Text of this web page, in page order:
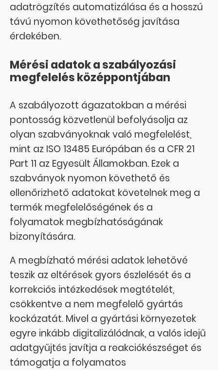
adatrögzítés automatizálása és a hosszú
távú nyomon követhetőség javítása
érdekében.
Mérési adatok a szabályozási
megfelelés középpontjában
A szabályozott ágazatokban a mérési
pontosság közvetlenül befolyásolja az
olyan szabványoknak való megfelelést,
mint az ISO 13485 Európában és a CFR 21
Part 11 az Egyesült Államokban. Ezek a
szabványok nyomon követhető és
ellenőrizhető adatokat követelnek meg a
termék megfelelőségének és a
folyamatok megbízhatóságának
bizonyítására.
A megbízható mérési adatok lehetővé
teszik az eltérések gyors észlelését és a
korrekciós intézkedések megtételét,
csökkentve a nem megfelelő gyártás
kockázatát. Mivel a gyártási környezetek
egyre inkább digitalizálódnak, a valós idejű
adatgyűjtés javítja a reakciókészséget és
támogatja a folyamatos